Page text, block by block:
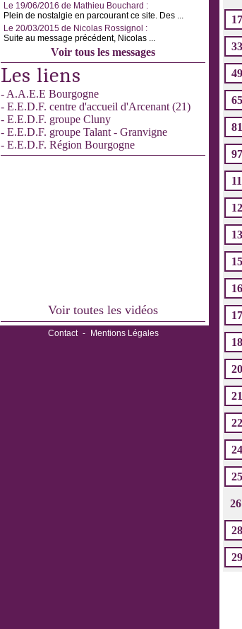
Le 19/06/2016 de Mathieu Bouchard :
Plein de nostalgie en parcourant ce site. Des ...
Le 20/03/2015 de Nicolas Rossignol :
Suite au message précédent, Nicolas ...
Voir tous les messages
Les liens
- A.A.E.E Bourgogne
- E.E.D.F. centre d'accueil d'Arcenant (21)
- E.E.D.F. groupe Cluny
- E.E.D.F. groupe Talant - Granvigne
- E.E.D.F. Région Bourgogne
Voir toutes les vidéos
Contact - Mentions Légales
17
33
49
65
81
97